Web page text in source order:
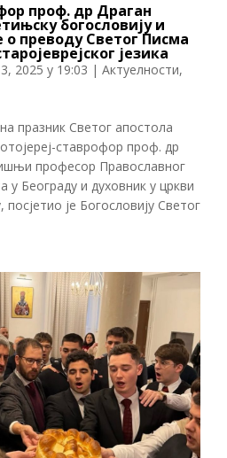
проф. др Драган
богословију и
преводу Светог Писма
језика
2025 у 19:03 | Актуелности,
празник Светог апостола
ставрофор проф. др
професор Православног
у Београду и духовник у цркви
је Богословију Светог